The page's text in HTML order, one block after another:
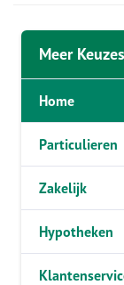
Meer Keuzes
Home
Particulieren
Zakelijk
Hypotheken